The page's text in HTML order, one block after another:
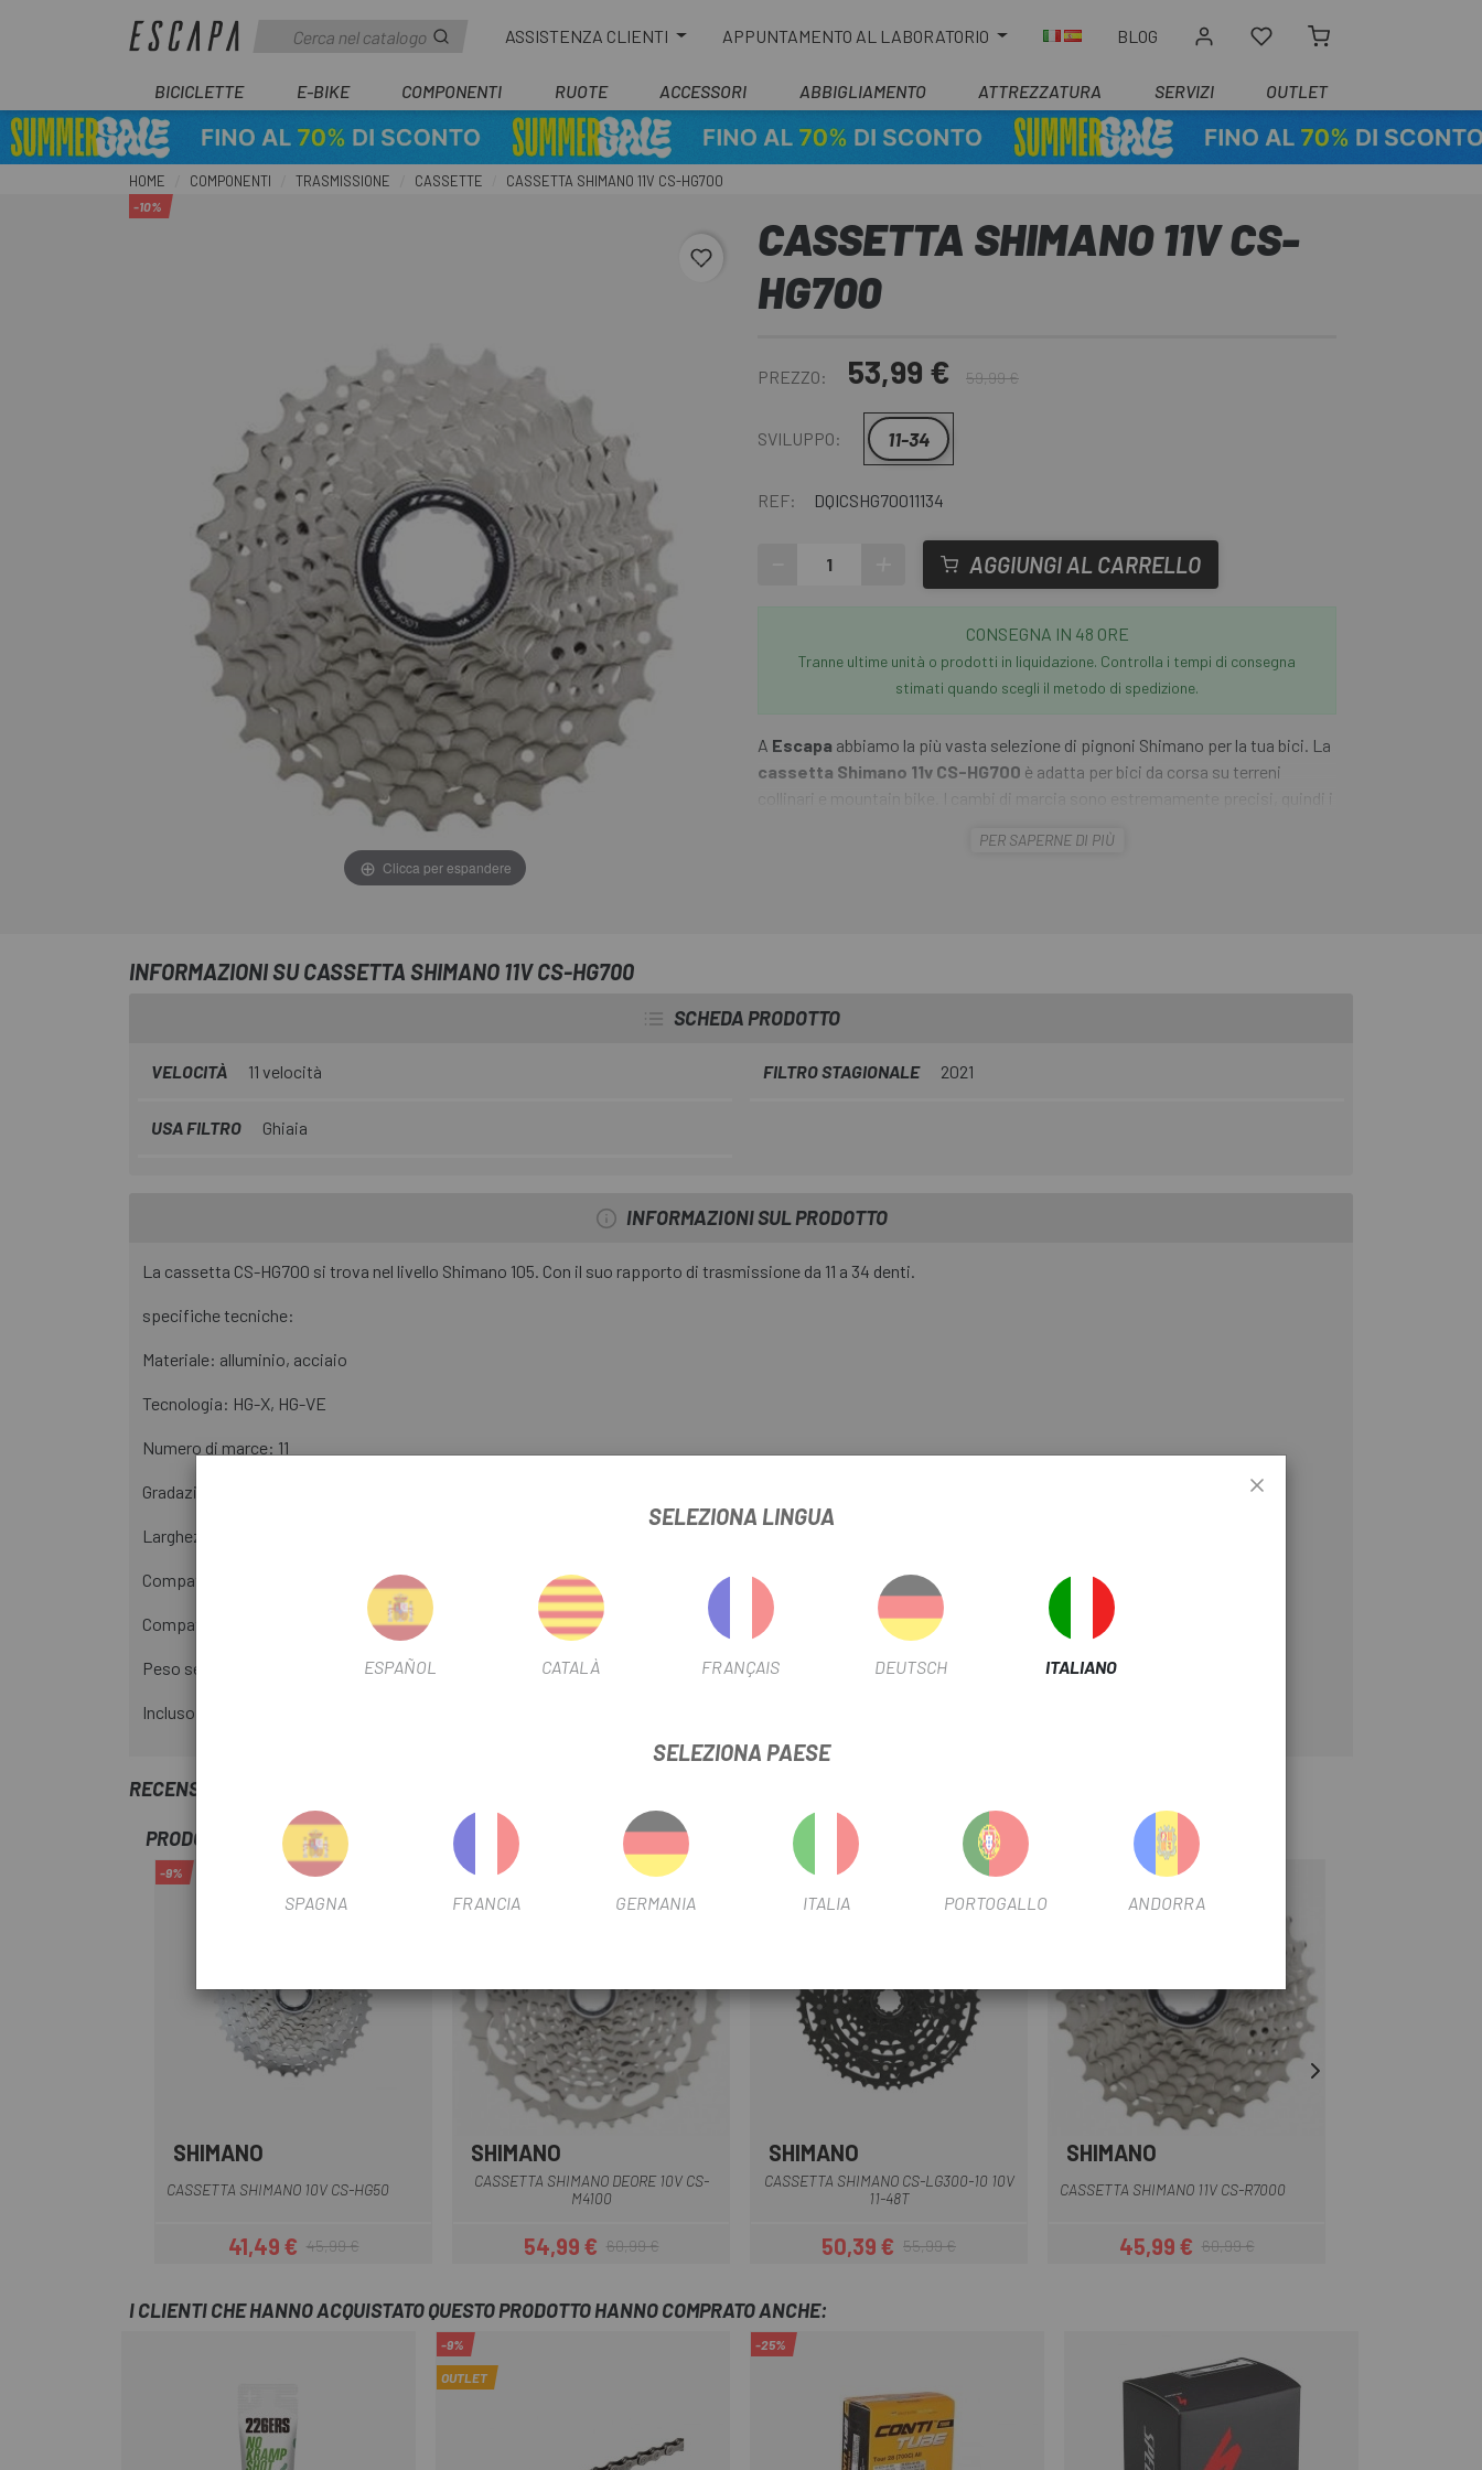
ASSISTENZA CLIENTI APPUNTAMENTO AL LABORATORIO BLOG
BICICLETTE E-BIKE COMPONENTI RUOTE ACCESSORI ABBIGLIAMENTO ATTREZZATURA SERVIZI OUTLET
HOME COMPONENTI TRASMISSIONE CASSETTE CASSETTA SHIMANO 11V CS-HG700
favorite_border
-10%
Clicca per espandere
CASSETTA SHIMANO 11V CS-
HG700
PREZZO: 53,99 € 59,99 €
SVILUPPO: 11-34
REF: DQICSHG70011134
AGGIUNGI AL CARRELLO
CONSEGNA IN 48 ORE
Tranne ultime unità o prodotti in liquidazione. Controlla i tempi di consegna
stimati quando scegli il metodo di spedizione.
A Escapa abbiamo la più vasta selezione di pignoni Shimano per la tua bici. La
cassetta Shimano 11v CS-HG700 è adatta per bici da corsa su terreni
collinari e mountain bike. I cambi di marcia sono estremamente precisi, quindi i
alluminio e acciaio aumenta la durata dellacassetta Shimano 11v CS-HG700
PER SAPERNE DI PIÙ
INFORMAZIONI SU CASSETTA SHIMANO 11V CS-HG700
SCHEDA PRODOTTO
VELOCITÀ 11 velocità FILTRO STAGIONALE 2021
USA FILTRO Ghiaia
INFORMAZIONI SUL PRODOTTO
La cassetta CS-HG700 si trova nel livello Shimano 105. Con il suo rapporto di trasmissione da 11 a 34 denti.
specifiche tecniche:
Materiale: alluminio, acciaio
Tecnologia: HG-X, HG-VE
Numero di marce: 11
Gradazione: 11-13-15-17-19-21-23-25-27-30-34
Larghezza del range di trasmissione: 309%
Compatibilità pignoni: 8, 9, 10, 11 velocità MTB Shimano | SRAM
Compatibilità con deragliatori: deragliatori SRAM e Shimano a 11 velocità
Peso secondo il produttore: 379g
Incluso: 1x cassetta Shimano CS-HG700 da 11-34 denti, incl. Spacer per cassetta per ruote libere da strada Shimano a 11 velocità
RECENSIONI TRUSTED SHOPS
PRODOTTI SIMILI
-9%
SHIMANO
CASSETTA SHIMANO 10V CS-HG50
Prezzo
41,49 €Prezzo base
45,99 €
-9%
SHIMANO
CASSETTA SHIMANO DEORE 10V CS-
M4100
Prezzo
54,99 €Prezzo base
60,99 €
SHIMANO
CASSETTA SHIMANO CS-LG300-10 10V
11-48T
Prezzo
50,39 €Prezzo base
55,99 €
SHIMANO
CASSETTA SHIMANO 11V CS-R7000
Prezzo
45,99 €Prezzo base
60,99 €
I CLIENTI CHE HANNO ACQUISTATO QUESTO PRODOTTO HANNO COMPRATO ANCHE:
-9%
OUTLET
-25%
SELEZIONA LINGUA
ESPAÑOL CATALÀ FRANÇAIS DEUTSCH ITALIANO
SELEZIONA PAESE
SPAGNA FRANCIA GERMANIA ITALIA PORTOGALLO ANDORRA